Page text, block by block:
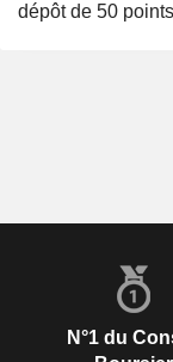
dépôt de 50
N°1 du